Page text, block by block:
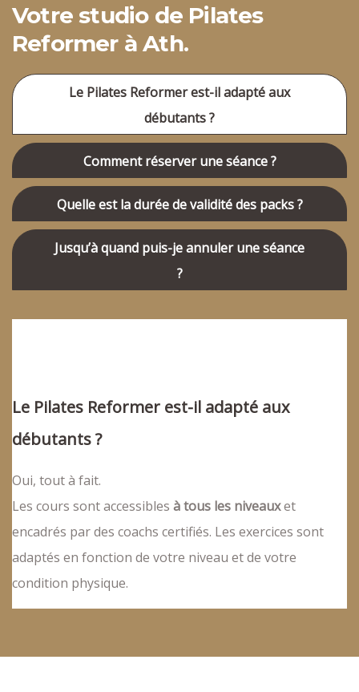
Votre studio de Pilates
Reformer à Ath.
Le Pilates Reformer est-il adapté aux
débutants ?
Comment réserver une séance ?
Quelle est la durée de validité des packs ?
Jusqu’à quand puis-je annuler une séance
?
Le Pilates Reformer est-il adapté aux
débutants ?
Oui, tout à fait.
Les cours sont accessibles à tous les niveauxet
encadrés par des coachs certifiés. Les exercices sont
adaptés en fonction de votre niveau et de votre
condition physique.